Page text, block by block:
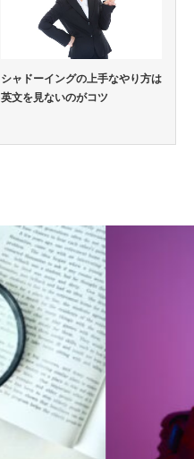
シャドーイングの上手なやり方は
英文を見ないのがコツ